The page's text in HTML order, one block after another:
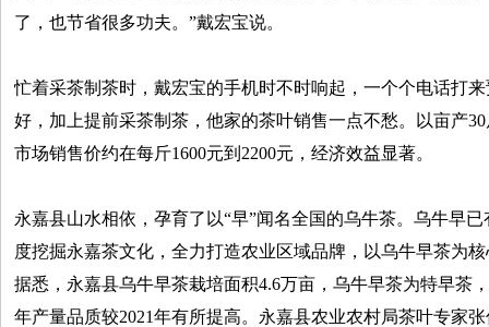
了，也节省很多功夫。”戴宏宝说。
忙着采茶制茶时，戴宏宝的手机时不时响起，一个个电话打
好，加上提前采茶制茶，他家的茶叶销售一点不愁。以亩产
市场销售价约在每斤1600元到2200元，经济效益显著。
永嘉县山水相依，孕育了以“早”闻名全国的乌牛茶。乌牛早
度挖掘永嘉茶文化，全力打造农业区域品牌，以乌牛早茶为
据悉，永嘉县乌牛早茶栽培面积4.6万亩，乌牛早茶为特早茶
年产量品质较2021年有所提高。永嘉县农业农村局茶叶专家